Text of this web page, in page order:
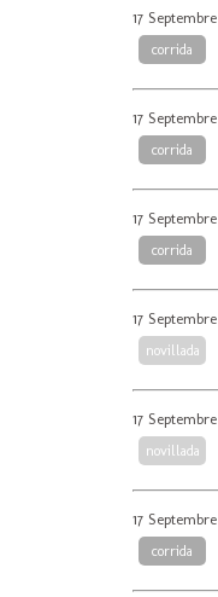
17 Septembre
corrida
17 Septembre
corrida
17 Septembre
corrida
17 Septembre
novillada
17 Septembre
novillada
17 Septembre
corrida